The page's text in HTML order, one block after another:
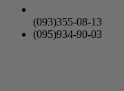
(093)355-08-13
(095)934-90-03